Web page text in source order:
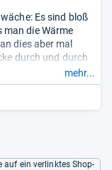
Es sind bloß
die Wärme
dies aber mal
durch und durch
dass die Heizdecke
mehr...
auf ein verlinktes Shop-